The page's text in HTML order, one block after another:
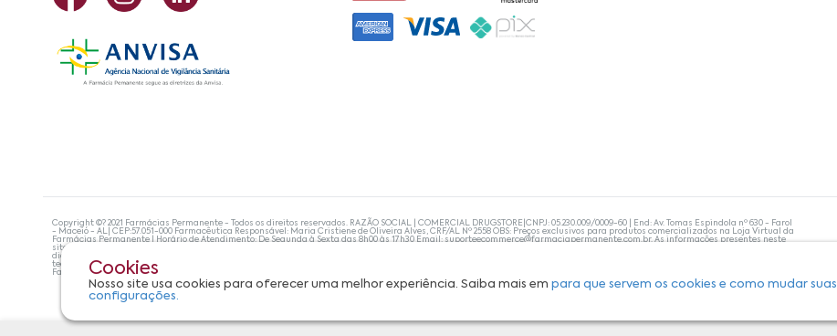
Cookies
Nosso site usa cookies para oferecer uma melhor experiência. Saiba mais empara que servem os cookies e como mudar suas
configurações.
Copyright ©? 2021 Farmácias Permanente - Todos os direitos reservados. RAZÃO SOCIAL | COMERCIAL DRUGSTORE|CNPJ: 05.230.009/0009-60 | End: Av. Tomas Espindola nº 630 - Farol
- Maceió - AL| CEP:57.051-000 Farmacêutica Responsável: Maria Cristiene de Oliveira Alves, CRF/AL Nº 2558 OBS: Preços exclusivos para produtos comercializados na Loja Virtual da
Farmácias Permanente | Horário de Atendimento: De Segunda à Sexta das 8h00 às 17h30 Email: suporteecommerce@farmaciapermanente.com.br. As informações presentes neste
site não devem ser utilizadas para automedicação e, de forma alguma, substituem as orientações de um profissional da área médica. Apenas o médico está capacitado para
diagnosticar problemas de saúde e prescrever o tratamento adequado. Se os sintomas persistirem, um médico deve ser consultado. A Farmácia Permanente trabalha com as
tecnologias mais avançadas de proteção de dados, para que você possa realizar suas compras com tranquilidade. A privacidade e a segurança dos clientes são compromissos da
Farmácias Permanente. Todos os pedidos efetuados estão sujeitos à confirmação da disponibilidade de produto em nosso estoque.